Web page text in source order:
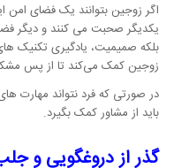
اگر زوجین بتوانند یک فضای امن
یکدیگر صحبت می کنند و دیگر
بلکه صمیمیت، یادگیری تکنیک
زوجین کمک می‌کند تا از پس
در صورتی که فرد نتواند مهارت
باید از مشاور کمک بگیرد.
گذر از دروغگویی و